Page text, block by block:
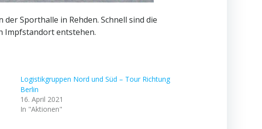
Sporthalle in Rehden. Schnell sind die
Impfstandort entstehen.
Logistikgruppen Nord und Süd – Tour Richtung
Berlin
16. April 2021
In "Aktionen"